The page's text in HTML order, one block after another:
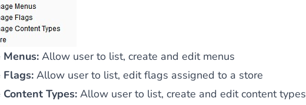
Allow user to list, create and edit menus
Flags: Allow user to list, edit flags assigned to a store
Types: Allow user to list, create and edit content types